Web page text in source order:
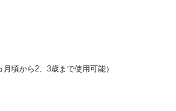
頃から2、3歳まで使用可能）